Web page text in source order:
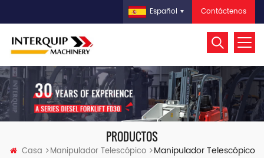
Contáctenos
Español
PRODUCTOS
Casa Manipulador Telescópico
Manipulador Telescópico